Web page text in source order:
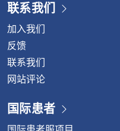
联系我们
加入我们
反馈
联系我们
网站评论
国际患者